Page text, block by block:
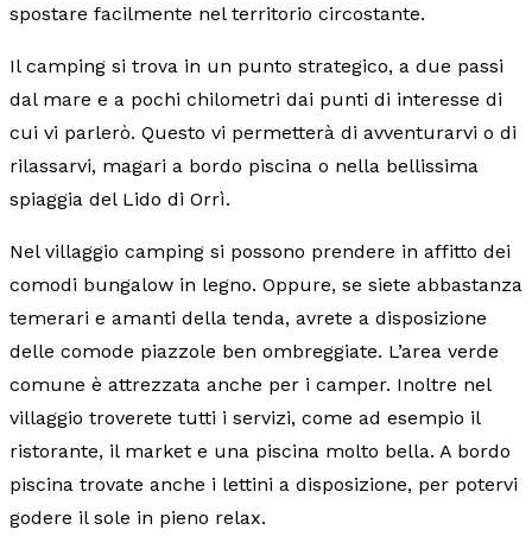
spostare facilmente nel territorio circostante.
Il camping si trova in un punto strategico, a due passi
dal mare e a pochi chilometri dai punti di interesse di
cui vi parlerò. Questo vi permetterà di avventurarvi o di
rilassarvi, magari a bordo piscina o nella bellissima
spiaggia del Lido di Orrì.
Nel villaggio camping si possono prendere in affitto dei
comodi bungalow in legno. Oppure, se siete abbastanza
temerari e amanti della tenda, avrete a disposizione
delle comode piazzole ben ombreggiate. L’area verde
comune è attrezzata anche per i camper. Inoltre nel
villaggio troverete tutti i servizi, come ad esempio il
ristorante, il market e una piscina molto bella. A bordo
piscina trovate anche i lettini a disposizione, per potervi
godere il sole in pieno relax.